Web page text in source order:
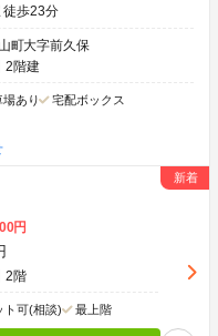
徒歩23分
町大字前久保
2階建
場あり 宅配ボックス
円
2階
ト可(相談) 最上階